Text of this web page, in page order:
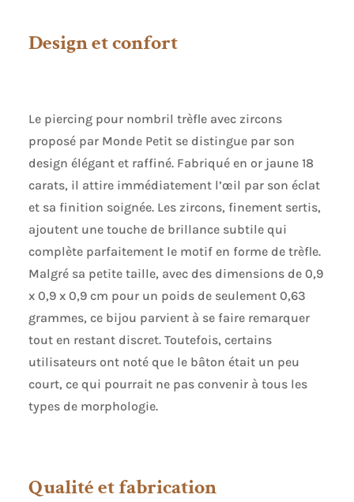
Design et confort
Le piercing pour nombril trèfle avec zircons
proposé par Monde Petit se distingue par son
design élégant et raffiné. Fabriqué en or jaune 18
carats, il attire immédiatement l’œil par son éclat
et sa finition soignée. Les zircons, finement sertis,
ajoutent une touche de brillance subtile qui
complète parfaitement le motif en forme de trèfle.
Malgré sa petite taille, avec des dimensions de 0,9
x 0,9 x 0,9 cm pour un poids de seulement 0,63
grammes, ce bijou parvient à se faire remarquer
tout en restant discret. Toutefois, certains
utilisateurs ont noté que le bâton était un peu
court, ce qui pourrait ne pas convenir à tous les
types de morphologie.
Qualité et fabrication